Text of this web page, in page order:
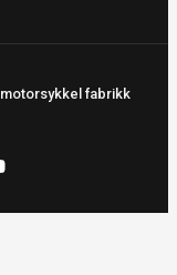
fabrikk